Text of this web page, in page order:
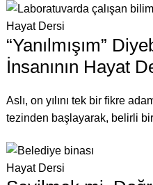
Hayat Dersi
“Yanılmışım”
İnsanının Hayat
Aslı, on yılını tek bir fikre
tezinden başlayarak, belirli
Hayat Dersi